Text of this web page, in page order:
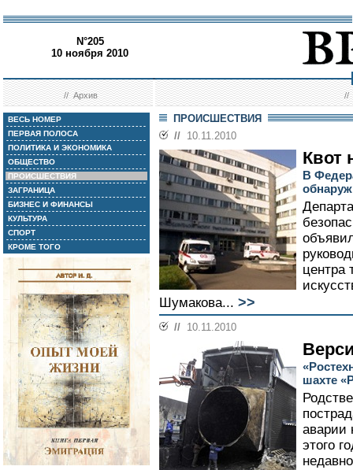
N°205
10 ноября 2010
//Архив //
ВЕСЬ НОМЕР
ПЕРВАЯ ПОЛОСА
ПОЛИТИКА И ЭКОНОМИКА
ОБЩЕСТВО
ПРОИСШЕСТВИЯ
ЗАГРАНИЦА
БИЗНЕС И ФИНАНСЫ
КУЛЬТУРА
СПОРТ
КРОМЕ ТОГО
ПРОИСШЕСТВИЯ
// 10.11.2010
Квот
В
центра
Шумакова... >>
// 10.11.2010
шахте
аварии
этого